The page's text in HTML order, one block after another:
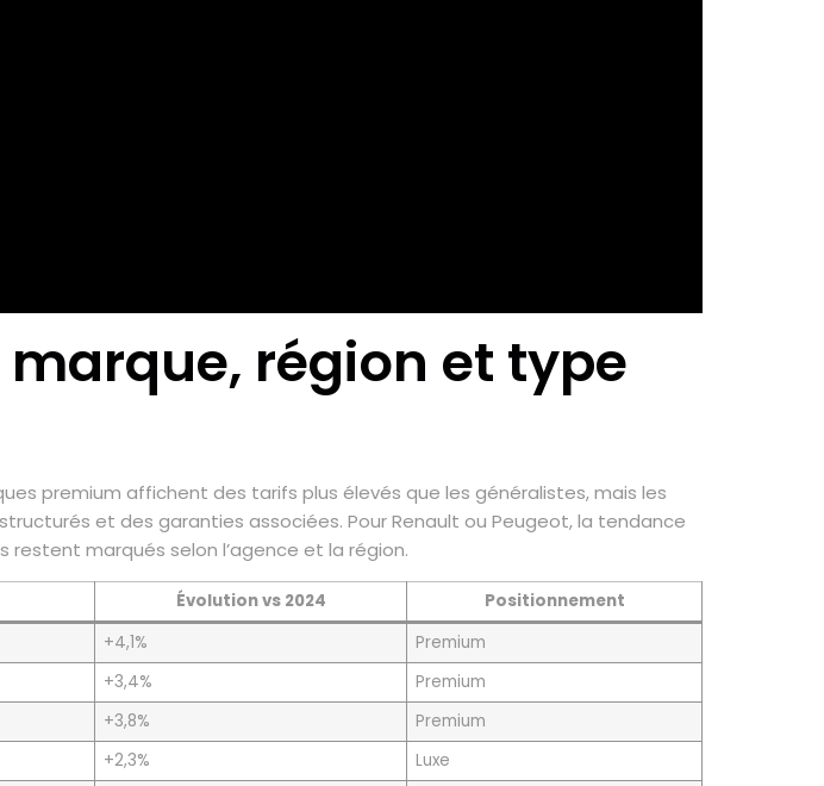
région et type
premium affichent des tarifs plus élevés que les généralistes, mais les
et des garanties associées. Pour Renault ou Peugeot, la tendance
marqués selon l’agence et la région.
Évolution vs 2024
Positionnement
+4,1%
Premium
+3,4%
Premium
+3,8%
Premium
+2,3%
Luxe